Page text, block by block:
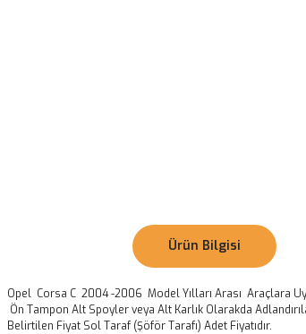
Ürün Bilgisi
Opel Corsa C 2004 -2006 Model Yılları Arası Araçlara
Ön Tampon Alt Spoyler veya Alt Karlık Olarakda
Belirtilen Fiyat Sol Taraf (Şöför Tarafı) Adet Fiyatıdır.